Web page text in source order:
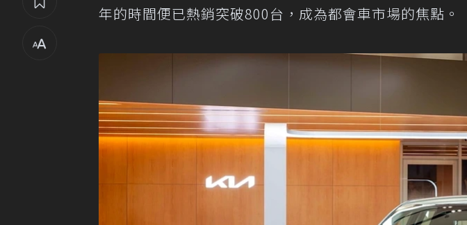
年的時間便已熱銷突破800台，成為都會車市場的焦點。